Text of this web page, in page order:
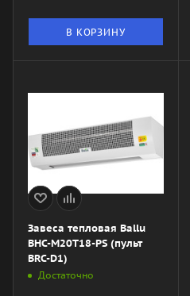
В КОРЗИНУ
Завеса тепловая Ballu
BHC-M20T18-PS (пульт
BRC-D1)
Достаточно